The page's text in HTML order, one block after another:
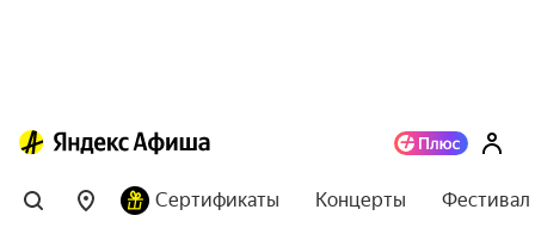
Сертификаты Концерты